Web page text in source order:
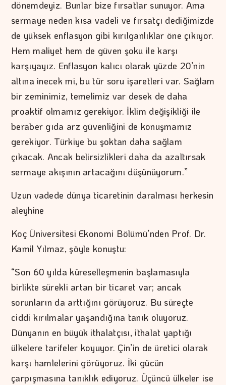
dönemdeyiz. Bunlar bize fırsatlar sunuyor. Ama
sermaye neden kısa vadeli ve fırsatçı dediğimizde
de yüksek enflasyon gibi kırılganlıklar öne çıkıyor.
Hem maliyet hem de güven şoku ile karşı
karşıyayız. Enflasyon kalıcı olarak yüzde 20’nin
altına inecek mi, bu tür soru işaretleri var. Sağlam
bir zeminimiz, temelimiz var desek de daha
proaktif olmamız gerekiyor. İklim değişikliği ile
beraber gıda arz güvenliğini de konuşmamız
gerekiyor. Türkiye bu şoktan daha sağlam
çıkacak. Ancak belirsizlikleri daha da azaltırsak
sermaye akışının artacağını düşünüyorum.”
Uzun vadede dünya ticaretinin daralması herkesin
aleyhine
Koç Üniversitesi Ekonomi Bölümü’nden Prof. Dr.
Kamil Yılmaz, şöyle konuştu:
“Son 60 yılda küreselleşmenin başlamasıyla
birlikte sürekli artan bir ticaret var; ancak
sorunların da arttığını görüyoruz. Bu süreçte
ciddi kırılmalar yaşandığına tanık oluyoruz.
Dünyanın en büyük ithalatçısı, ithalat yaptığı
ülkelere tarifeler koyuyor. Çin’in de üretici olarak
karşı hamlelerini görüyoruz. İki gücün
çarpışmasına tanıklık ediyoruz. Üçüncü ülkeler ise